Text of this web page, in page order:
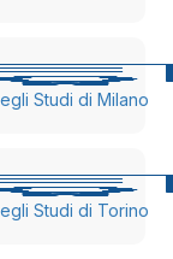
Studi di Milano
Studi di Torino